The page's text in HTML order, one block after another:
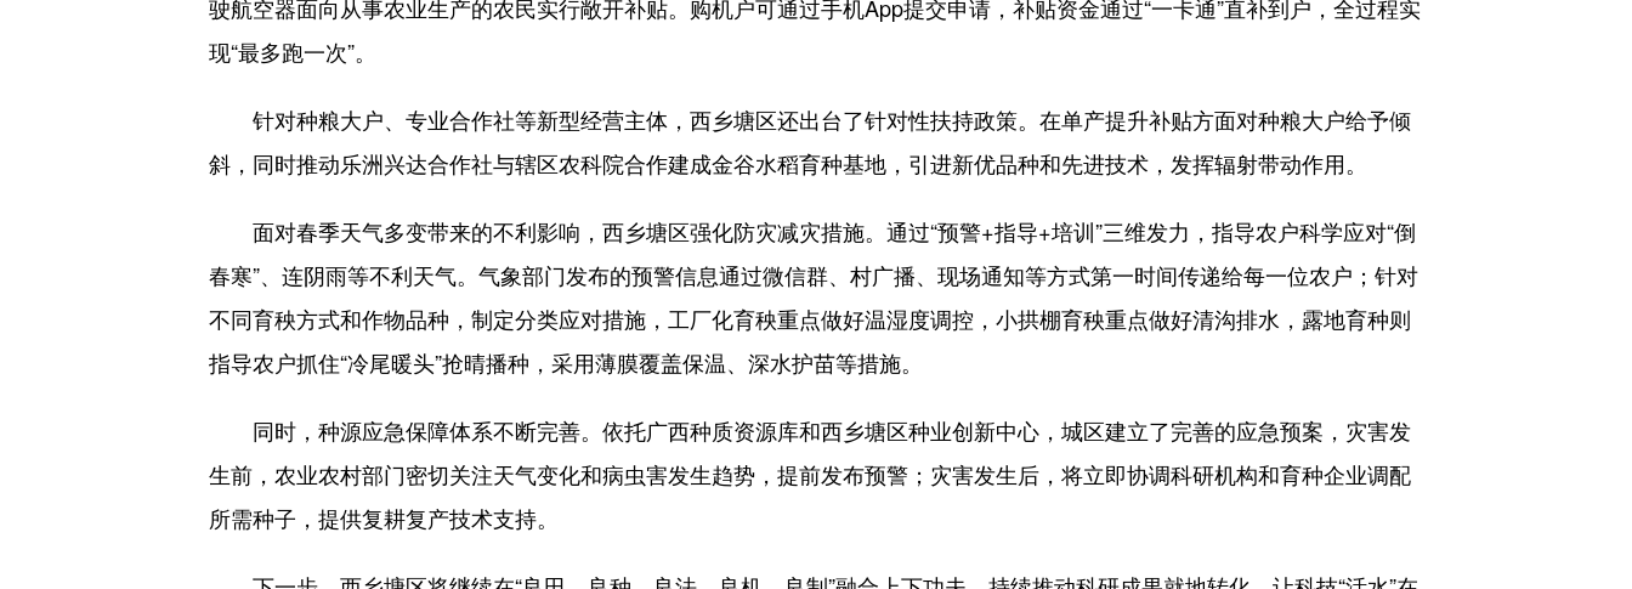
驶航空器面向从事农业生产的农民实行敞开补贴。购机户可通过手机App提交申请，补贴资金通过“一卡通”直补到户，全过程实
现“最多跑一次”。
针对种粮大户、专业合作社等新型经营主体，西乡塘区还出台了针对性扶持政策。在单产提升补贴方面对种粮大户给予倾
斜，同时推动乐洲兴达合作社与辖区农科院合作建成金谷水稻育种基地，引进新优品种和先进技术，发挥辐射带动作用。
面对春季天气多变带来的不利影响，西乡塘区强化防灾减灾措施。通过“预警+指导+培训”三维发力，指导农户科学应对“倒
春寒”、连阴雨等不利天气。气象部门发布的预警信息通过微信群、村广播、现场通知等方式第一时间传递给每一位农户；针对
不同育秧方式和作物品种，制定分类应对措施，工厂化育秧重点做好温湿度调控，小拱棚育秧重点做好清沟排水，露地育种则
指导农户抓住“冷尾暖头”抢晴播种，采用薄膜覆盖保温、深水护苗等措施。
同时，种源应急保障体系不断完善。依托广西种质资源库和西乡塘区种业创新中心，城区建立了完善的应急预案，灾害发
生前，农业农村部门密切关注天气变化和病虫害发生趋势，提前发布预警；灾害发生后，将立即协调科研机构和育种企业调配
所需种子，提供复耕复产技术支持。